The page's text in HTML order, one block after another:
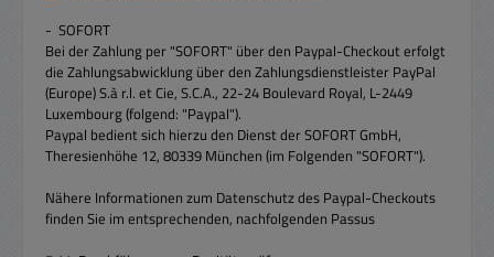
- SOFORT
Bei der Zahlung per "SOFORT" über den Paypal-Checkout erfolgt
die Zahlungsabwicklung über den Zahlungsdienstleister PayPal
(Europe) S.à r.l. et Cie, S.C.A., 22-24 Boulevard Royal, L-2449
Luxembourg (folgend: "Paypal").
Paypal bedient sich hierzu den Dienst der SOFORT GmbH,
Theresienhöhe 12, 80339 München (im Folgenden "SOFORT").
Nähere Informationen zum Datenschutz des Paypal-Checkouts
finden Sie im entsprechenden, nachfolgenden Passus